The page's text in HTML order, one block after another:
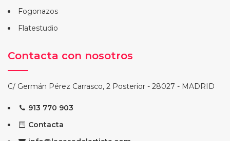
Fogonazos
Flatestudio
Contacta con nosotros
C/ Germán Pérez Carrasco, 2 Posterior - 28027 - MADRID
913 770 903
Contacta